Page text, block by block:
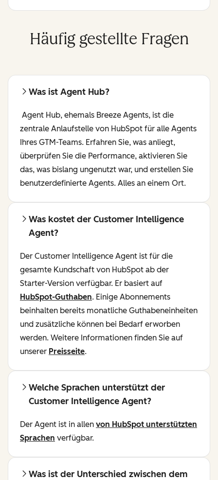
Häufig gestellte Fragen
Was ist Agent Hub?
Agent Hub, ehemals Breeze Agents, ist die
zentrale Anlaufstelle von HubSpot für alle Agents
Ihres GTM-Teams. Erfahren Sie, was anliegt,
überprüfen Sie die Performance, aktivieren Sie
das, was bislang ungenutzt war, und erstellen Sie
benutzerdefinierte Agents. Alles an einem Ort.
Was kostet der Customer Intelligence
Agent?
Der Customer Intelligence Agent ist für die
gesamte Kundschaft von HubSpot ab der
Starter-Version verfügbar. Er basiert auf
HubSpot-Guthaben. Einige Abonnements
beinhalten bereits monatliche Guthabeneinheiten
und zusätzliche können bei Bedarf erworben
werden. Weitere Informationen finden Sie auf
unserer Preisseite.
Welche Sprachen unterstützt der
Customer Intelligence Agent?
Der Agent ist in allen von HubSpot unterstützten
Sprachen verfügbar.
Was ist der Unterschied zwischen dem